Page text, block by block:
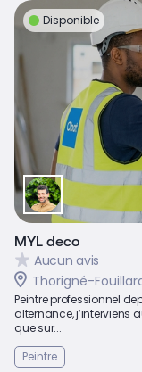
Disponible
MYL deco
Aucun avis
Thorigné-
Peintre professionnel
alternance, j’interviens
que sur...
Peintre